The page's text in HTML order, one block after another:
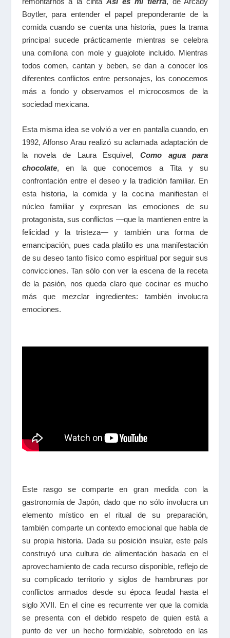
Boytler, para entender el papel preponderante de la
comida cuando se cuenta una historia, pues la trama
principal sucede prácticamente mientras se celebra
una comilona con mole y guajolote incluido. Mientras
todos comen, cantan y beben, se dan a conocer los
diferentes conflictos entre personajes, los conocemos
más a fondo y observamos el microcosmos de la
sociedad mexicana.
Esta misma idea se volvió a ver en pantalla cuando, en
1992, Alfonso Arau realizó su aclamada adaptación de
la novela de Laura Esquivel,Como agua para
chocolate, en la que conocemos a Tita y su
confrontación entre el deseo y la tradición familiar. En
esta historia, la comida y la cocina manifiestan el
núcleo familiar y expresan las emociones de su
protagonista, sus conflictos ―que la mantienen entre la
felicidad y la tristeza― y también una forma de
emancipación, pues cada platillo es una manifestación
de su deseo tanto físico como espiritual por seguir sus
convicciones. Tan sólo con ver la escena de la receta
de la pasión, nos queda claro que cocinar es mucho
más que mezclar ingredientes: también involucra
emociones.
Este rasgo se comparte en gran medida con la
gastronomía de Japón, dado que no sólo involucra un
elemento místico en el ritual de su preparación,
también comparte un contexto emocional que habla de
su propia historia. Dada su posición insular, este país
construyó una cultura de alimentación basada en el
aprovechamiento de cada recurso disponible, reflejo de
su complicado territorio y siglos de hambrunas por
conflictos armados desde su época feudal hasta el
siglo XVII. En el cine es recurrente ver que la comida
se presenta con el debido respeto de quien está a
punto de ver un hecho formidable, sobretodo en las